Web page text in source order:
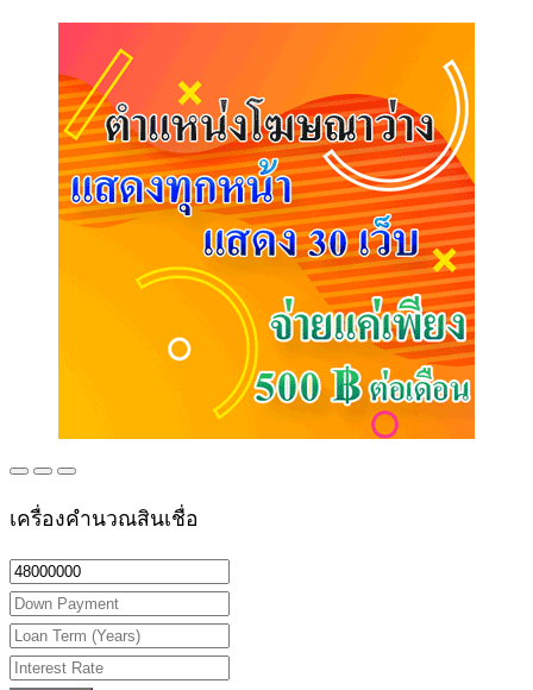
เครื่องคำนวณสินเชื่อ